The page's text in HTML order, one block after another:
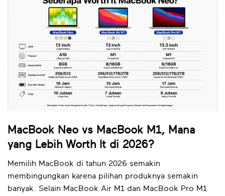
MacBook Neo vs MacBook M1, Mana
yang Lebih Worth It di 2026?
Memilih MacBook di tahun 2026 semakin
membingungkan karena pilihan produknya semakin
banyak. Selain MacBook Air M1 dan MacBook Pro M1